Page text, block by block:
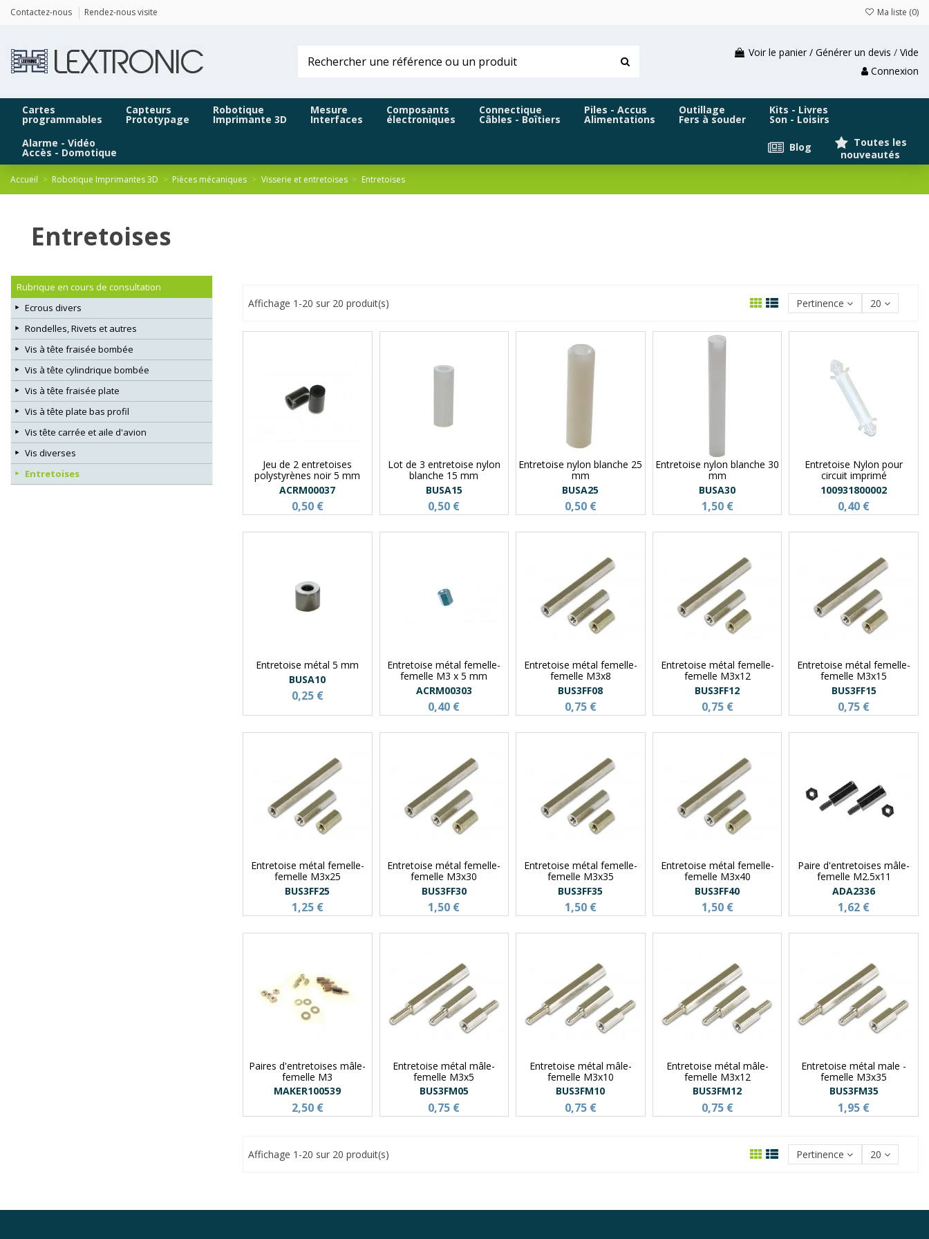
Contactez-nous Rendez-nous visite Ma liste (0)
Voir le panier / Générer un devis / Vide
Connexion
Cartes
programmables
Capteurs
Prototypage
Robotique
Imprimante 3D
Mesure
Interfaces
Composants
électroniques
Connectique
Câbles - Boîtiers
Piles - Accus
Alimentations
Outillage
Fers à souder
Kits - Livres
Son - Loisirs
Alarme - Vidéo
Accès - Domotique
Toutes les
nouveautés
Blog
Accueil Robotique Imprimantes 3D Pièces mécaniques Visserie et entretoises Entretoises
Entretoises
Affichage 1-20 sur 20 produit(s) Pertinence 20
Jeu de 2 entretoises
polystyrènes noir 5 mm
ACRM00037
0,50 €
Lot de 3 entretoise nylon
blanche 15 mm
BUSA15
0,50 €
Entretoise nylon blanche 25
mm
BUSA25
0,50 €
Entretoise nylon blanche 30
mm
BUSA30
1,50 €
Entretoise Nylon pour
circuit imprimé
100931800002
0,40 €
Entretoise métal 5 mm
BUSA10
0,25 €
Entretoise métal femelle-
femelle M3 x 5 mm
ACRM00303
0,40 €
Entretoise métal femelle-
femelle M3x8
BUS3FF08
0,75 €
Entretoise métal femelle-
femelle M3x12
BUS3FF12
0,75 €
Entretoise métal femelle-
femelle M3x15
BUS3FF15
0,75 €
Entretoise métal femelle-
femelle M3x25
BUS3FF25
1,25 €
Entretoise métal femelle-
femelle M3x30
BUS3FF30
1,50 €
Entretoise métal femelle-
femelle M3x35
BUS3FF35
1,50 €
Entretoise métal femelle-
femelle M3x40
BUS3FF40
1,50 €
Paire d'entretoises mâle-
femelle M2.5x11
ADA2336
1,62 €
Paires d'entretoises mâle-
femelle M3
MAKER100539
2,50 €
Entretoise métal mâle-
femelle M3x5
BUS3FM05
0,75 €
Entretoise métal mâle-
femelle M3x10
BUS3FM10
0,75 €
Entretoise métal mâle-
femelle M3x12
BUS3FM12
0,75 €
Entretoise métal male -
femelle M3x35
BUS3FM35
1,95 €
Affichage 1-20 sur 20 produit(s) Pertinence 20
Rubrique en cours de consultation
Ecrous divers
Rondelles, Rivets et autres
Vis à tête fraisée bombée
Vis à tête cylindrique bombée
Vis à tête fraisée plate
Vis à tête plate bas profil
Vis tête carrée et aile d'avion
Vis diverses
Entretoises
Panneau de gestion des cookies